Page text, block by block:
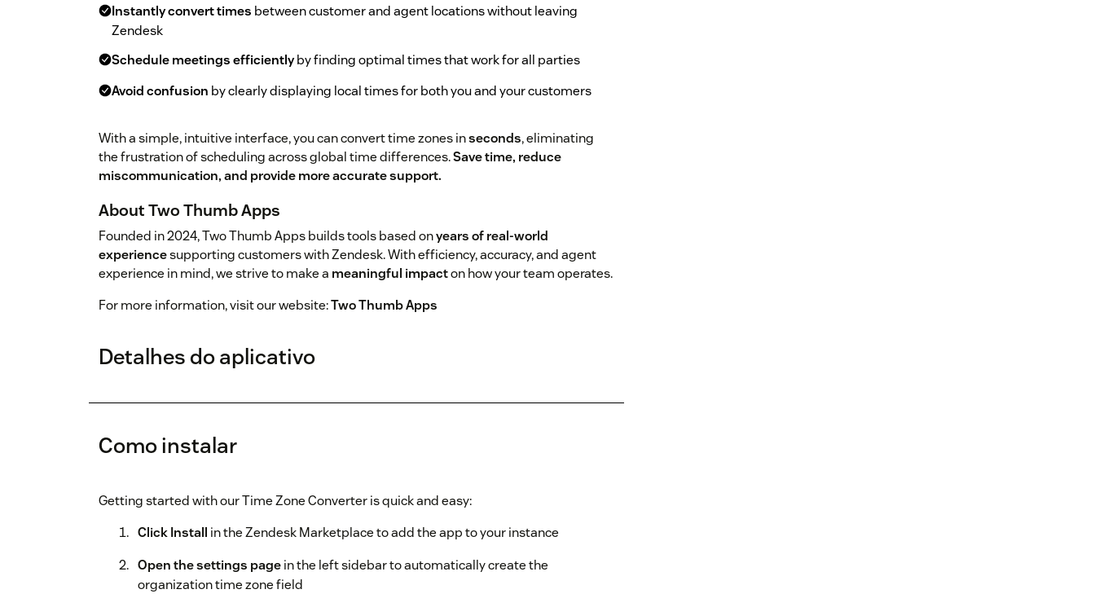
Instantly convert times between customer and agent locations without leaving
Zendesk
Schedule meetings efficientlyby finding optimal times that work for all parties
Avoid confusion by clearly displaying local times for both you and your customers
With a simple, intuitive interface, you can convert time zones inseconds, eliminating
the frustration of scheduling across global time differences.Save time, reduce
miscommunication, and provide more accurate support.
About Two Thumb Apps
Founded in 2024, Two Thumb Apps builds tools based onyears of real-world
experiencesupporting customers with Zendesk. With efficiency, accuracy, and agent
experience in mind, we strive to make a meaningful impacton how your team operates.
For more information, visit our website:Two Thumb Apps
Detalhes do aplicativo
Como instalar
Getting started with our Time Zone Converter is quick and easy:
Click Install in the Zendesk Marketplace to add the app to your instance
Open the settings pagein the left sidebar to automatically create the
organization time zone field